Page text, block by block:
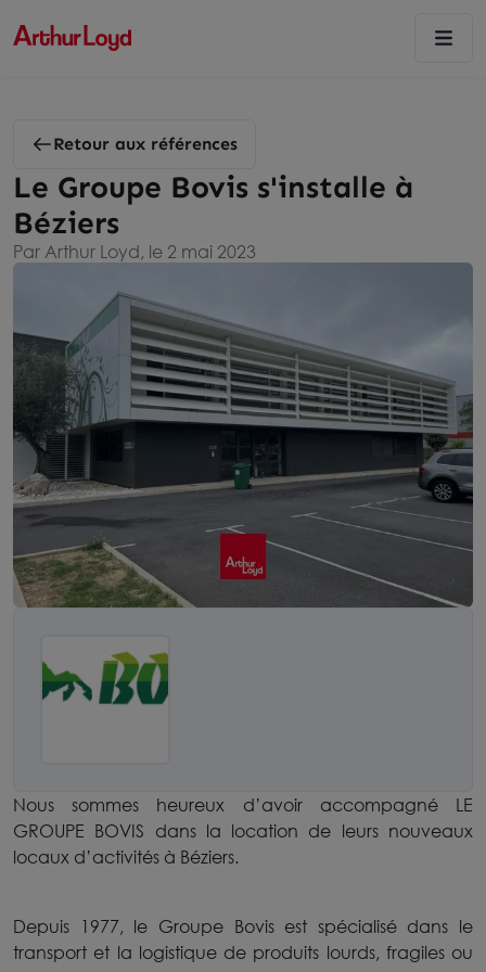
Retour aux références
Le Groupe Bovis s'installe à
Béziers
Par Arthur Loyd, le 2 mai 2023
Nous sommes heureux d’avoir accompagné LE
GROUPE BOVIS dans la location de leurs nouveaux
locaux d’activités à Béziers.
Depuis 1977, le Groupe Bovis est spécialisé dans le
transport et la logistique de produits lourds, fragiles ou